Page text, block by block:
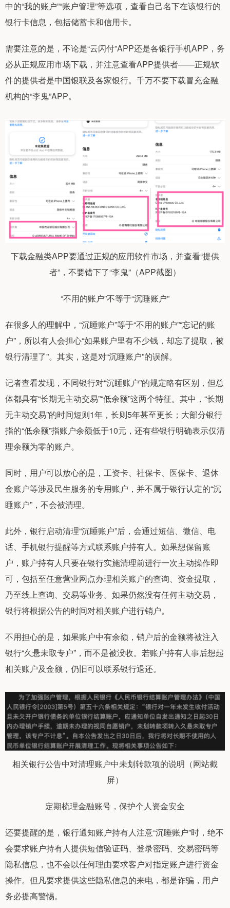
中的“我的账户”“账户管理”等选项，查看自己名下在该银行的
银行卡信息，包括储蓄卡和信用卡。
需要注意的是，不论是“云闪付”APP还是各银行手机APP，务
必从正规应用市场下载，并注意查看APP提供者——正规软
件的提供者是中国银联及各家银行。千万不要下载冒充金融
机构的“李鬼”APP。
下载金融类APP要通过正规的应用软件市场，并查看“提供
者”，不要错下了“李鬼”（APP截图）
“不用的账户”不等于“沉睡账户”
在很多人的理解中，“沉睡账户”等于“不用的账户”“忘记的账
户”，所以有人会担心“如果账户里有不少钱，却忘了提取，被
银行清理了”。其实，这是对“沉睡账户”的误解。
记者查看发现，不同银行对“沉睡账户”的规定略有区别，但总
体都具有“长期无主动交易”“低余额”这两个特征。其中，“长期
无主动交易”的时间短则1年，长则5年甚至更长；大部分银行
指的“低余额”指账户余额低于10元，还有些银行明确表示仅清
理余额为零的账户。
同时，用户可以放心的是，工资卡、社保卡、医保卡、退休
金账户等涉及民生服务的专用账户，并不属于银行认定的“沉
睡账户”，不会被清理。
此外，银行启动清理“沉睡账户”后，会通过短信、微信、电
话、手机银行提醒等方式联系账户持有人。如果想保留账
户，账户持有人只要在银行实施清理前进行一次主动操作即
可，包括至任意营业网点办理相关账户的查询、资金提取，
乃至线上查询、交易等业务。如果仍然没有任何主动交易，
银行将根据公告的时间对相关账户进行销户。
不用担心的是，如果账户中有余额，销户后的金额将被注入
银行“久悬未取专户”，而不是被没收。若账户持有人事后想起
相关账户及金额，仍旧可以联系银行退还。
相关银行公告中对清理账户中未划转款项的说明（网站截
屏）
定期梳理金融账号，保护个人资金安全
还要提醒的是，银行通知账户持有人注意“沉睡账户”时，绝不
会要求账户持有人提供短信验证码、登录密码、交易密码等
隐私信息，也不会以任何理由要求客户对指定账户进行资金
操作。但凡要求提供这些隐私信息的来电，都是诈骗，用户
务必提高警惕。